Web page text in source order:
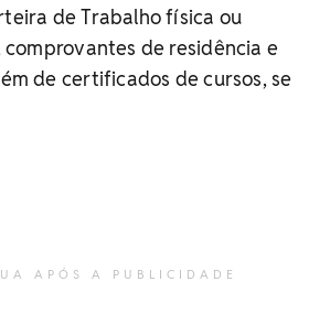
de Trabalho física ou
comprovantes de residência e
de certificados de cursos, se
APÓS A PUBLICIDADE